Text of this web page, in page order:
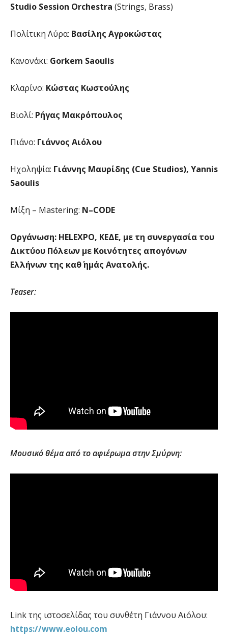
Studio Session Orchestra (Strings, Brass)
Πολίτικη Λύρα: Βασίλης Αγροκώστας
Κανονάκι: Gorkem Saoulis
Κλαρίνο: Κώστας Κωστούλης
Βιολί: Ρήγας Μακρόπουλος
Πιάνο: Γιάννος Αιόλου
Ηχοληψία: Γιάννης Μαυρίδης (Cue Studios), Yannis
Saoulis
Μίξη – Mastering: N–CODE
Οργάνωση: HELEXPO, ΚΕΔΕ, με τη συνεργασία του
Δικτύου Πόλεων με Κοινότητες απογόνων
Ελλήνων της καθ΄ ημάς Ανατολής.
Teaser:
Μουσικό θέμα από το αφιέρωμα στην Σμύρνη:
Link της ιστοσελίδας του συνθέτη Γιάννου Αιόλου:
https://www.eolou.com